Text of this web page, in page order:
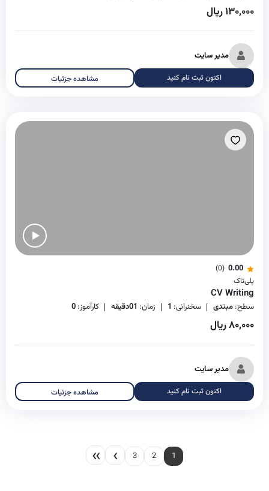
۱۳۰,۰۰۰ ریال
مدیر سایت
اکنون ثبت نام کنید
مشاهده جزئیات
0.00
(0)
پلی‌تاک
CV Writing
سطح: مبتدی سخنرانی: 1 زمان: 01دقیقه کارآموز:0
۸۰,۰۰۰ ریال
مدیر سایت
اکنون ثبت نام کنید
مشاهده جزئیات
1
2
3